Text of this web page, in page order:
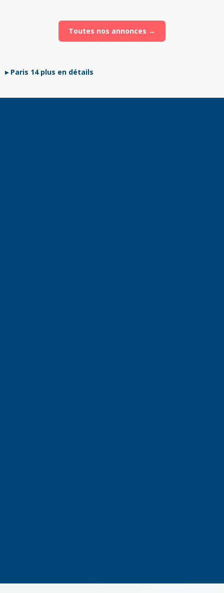
Toutes nos annonces →
Paris 14 plus en détails